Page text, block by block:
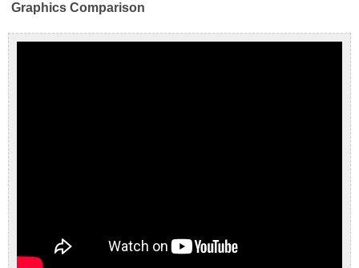
Graphics Comparison